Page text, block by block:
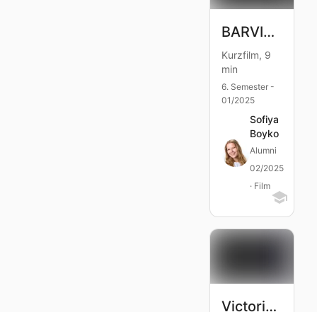
BARVINSKY
Kurzfilm, 9
min
6. Semester -
01/2025
Sofiya
Boyko
Alumni
02/2025
· Film
Victorinox Spec-Ad